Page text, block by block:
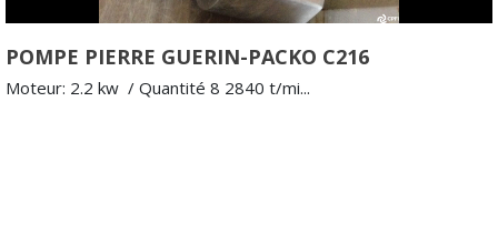
POMPE PIERRE GUERIN-PACKO C216
Moteur: 2.2 kw / Quantité 8 2840 t/mi...